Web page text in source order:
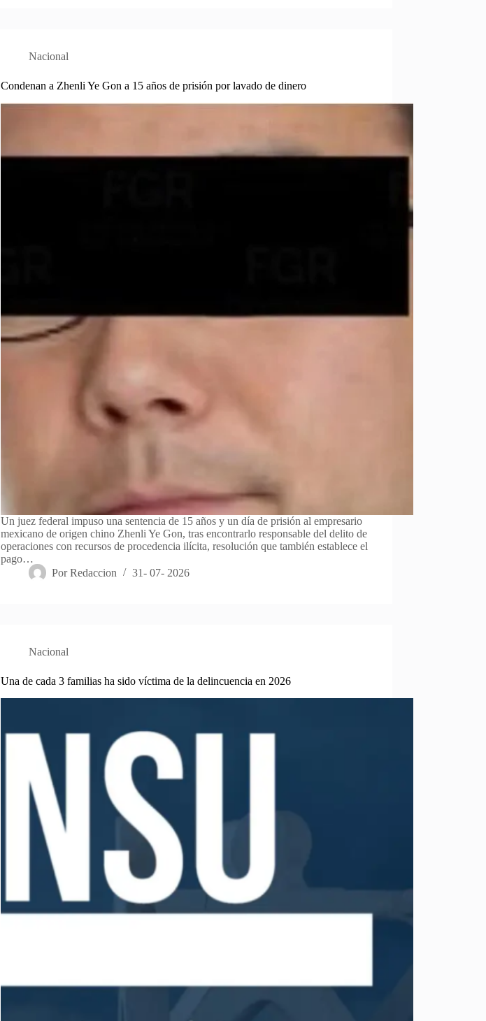
Nacional
Condenan a Zhenli Ye Gon a 15 años de prisión por lavado de dinero
Un juez federal impuso una sentencia de 15 años y un día de prisión al empresario
mexicano de origen chino Zhenli Ye Gon, tras encontrarlo responsable del delito de
operaciones con recursos de procedencia ilícita, resolución que también establece el
pago…
Por Redaccion 31- 07- 2026
Nacional
Una de cada 3 familias ha sido víctima de la delincuencia en 2026